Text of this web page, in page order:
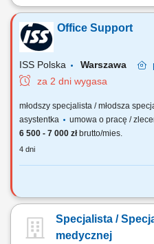
Obsługa systemów
Obsługa zamówień oraz wsparcie
procedurami. Przygotowywanie
archiwizacja dokumentacji....
Office Support
ISS Polska Warszawa
za 2 dni wygasa
młodszy specjalista / młodsza
asystentka
umowa o pracę /
6 500 - 7 000 złbrutto/mies.
4 dni
Opis stanowiska: Obsługa
potwierdzanie terminów wizyt oraz
Kontakt z pacjentami przed wizytą
Specjalista /
medycznej